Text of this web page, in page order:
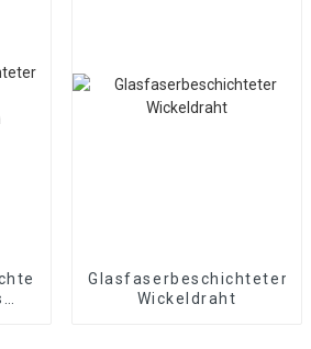
Glasfaserbeschichteter
Wickeldraht